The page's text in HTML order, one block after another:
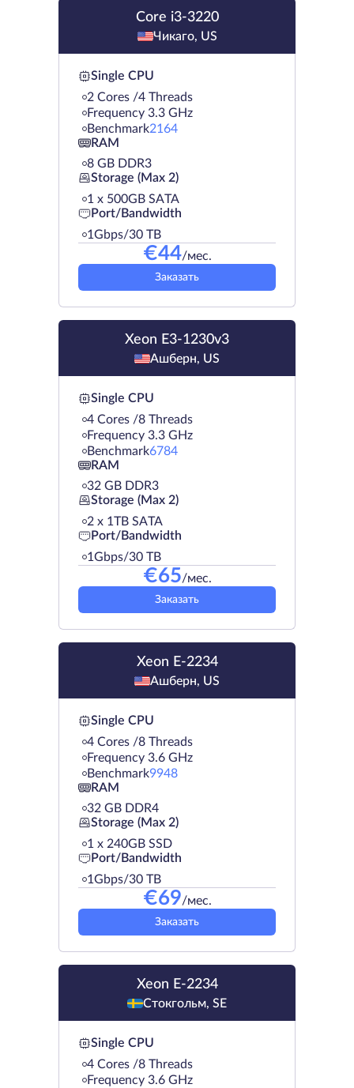
Core i3-3220
Чикаго, US
Single CPU
2 Cores /4 Threads
Frequency 3.3 GHz
Benchmark2164
RAM
8 GB DDR3
Storage (Max 2)
1 х 500GB SATA
Port/Bandwidth
1Gbps/30 TB
€44/мес.
Заказать
Xeon E3-1230v3
Ашберн, US
Single CPU
4 Cores /8 Threads
Frequency 3.3 GHz
Benchmark6784
RAM
32 GB DDR3
Storage (Max 2)
2 х 1TB SATA
Port/Bandwidth
1Gbps/30 TB
€65/мес.
Заказать
Xeon E-2234
Ашберн, US
Single CPU
4 Cores /8 Threads
Frequency 3.6 GHz
Benchmark9948
RAM
32 GB DDR4
Storage (Max 2)
1 х 240GB SSD
Port/Bandwidth
1Gbps/30 TB
€69/мес.
Заказать
Xeon E-2234
Стокгольм, SE
Single CPU
4 Cores /8 Threads
Frequency 3.6 GHz